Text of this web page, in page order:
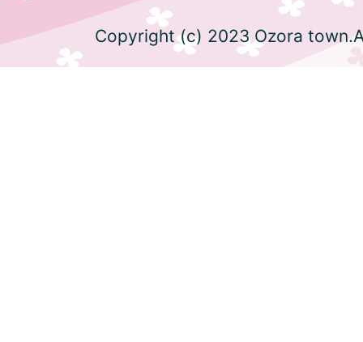
Copyright (c) 2023 Ozora